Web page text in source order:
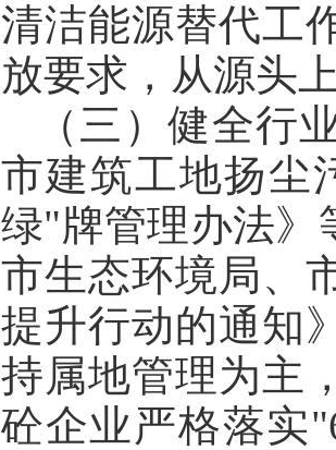
清洁能源替代工
放要求，从源头
（三）健全行
市建筑工地扬尘
绿"牌管理办法》
市生态环境局、
提升行动的通知
持属地管理为主
砼企业严格落实